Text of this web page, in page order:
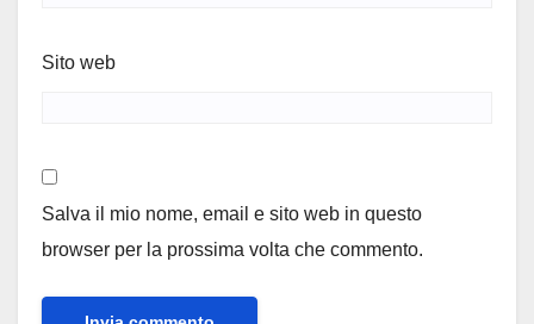
Sito web
Salva il mio nome, email e sito web in questo
browser per la prossima volta che commento.